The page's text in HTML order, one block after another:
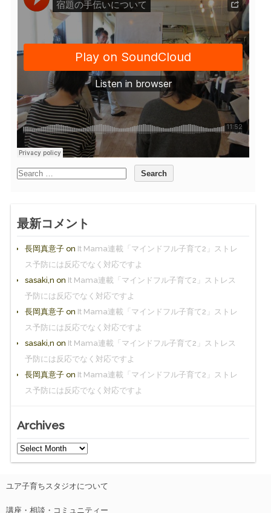
最新コメント
長岡真意子on It Mama連載「マインドフル子育て2」ストレ
ス予防には反応でなく対応ですよ
sasaki,n on It Mama連載「マインドフル子育て2」ストレス
予防には反応でなく対応ですよ
長岡真意子on It Mama連載「マインドフル子育て2」ストレ
ス予防には反応でなく対応ですよ
sasaki,n on It Mama連載「マインドフル子育て2」ストレス
予防には反応でなく対応ですよ
長岡真意子on It Mama連載「マインドフル子育て2」ストレ
ス予防には反応でなく対応ですよ
Archives
ユア子育ちスタジオについて
講座・相談・コミュニティー